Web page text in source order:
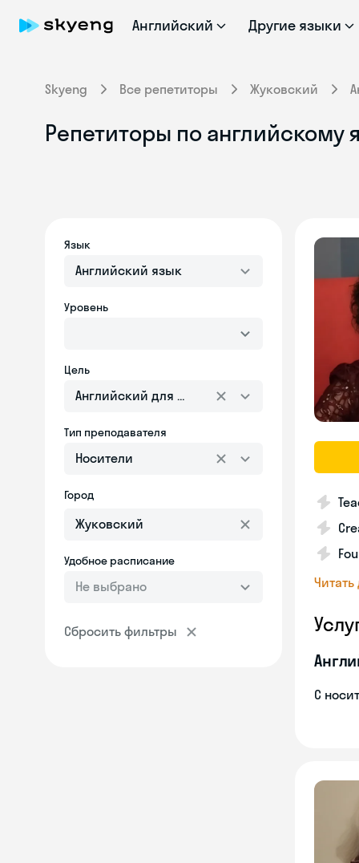
Английский Другие языки
Skyeng Все репетиторы Жуковский
Репетиторы по английскому
Язык
Английский язык
Уровень
Цель
Английский для взрослых
Тип преподавателя
Носители
Город
Удобное расписание
Не выбрано
Сбросить фильтры
С